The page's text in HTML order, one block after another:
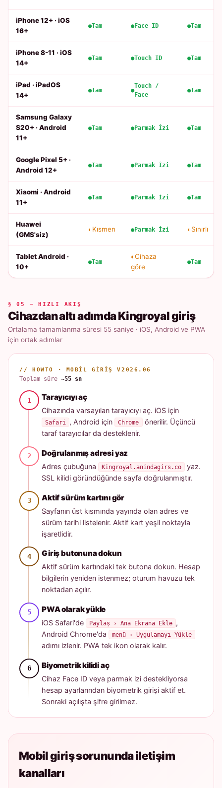
iPhone 12+ · iOS
16+
Tam Face ID Tam
iPhone 8-11 · iOS
14+
Tam Touch ID Tam
iPad · iPadOS
14+
Tam
Touch /
Face
Tam
Samsung Galaxy
S20+ · Android
11+
Tam Parmak İzi Tam
Google Pixel 5+ ·
Android 12+
Tam Parmak İzi Tam
Xiaomi · Android
11+
Tam Parmak İzi Tam
Huawei
(GMS'siz)
Kısmen Parmak İzi Sınırlı
Tablet Android ·
10+
Tam
Cihaza
göre
Tam
§ 05 — HIZLI AKIŞ
Cihazdan altı adımda Kingroyal giriş
Ortalama tamamlanma süresi 55 saniye · iOS, Android ve PWA
için ortak adımlar
// HOWTO · MOBIL GIRIŞ V2026.06
Toplam süre~55 sn
Tarayıcıyı aç
Cihazında varsayılan tarayıcıyı aç. iOS için
Safari , Android için Chrome
önerilir. Üçüncü
taraf tarayıcılar da desteklenir.
Doğrulanmış adresi yaz
Adres çubuğuna Kingroyal.anindagirs.co
yaz.
SSL kilidi göründüğünde sayfa doğrulanmıştır.
Aktif sürüm kartını gör
Sayfanın üst kısmında yayında olan adres ve
sürüm tarihi listelenir. Aktif kart yeşil noktayla
işaretlidir.
Giriş butonuna dokun
Aktif sürüm kartındaki tek butona dokun. Hesap
bilgilerin yeniden istenmez; oturum havuzu tek
noktadan açılır.
PWA olarak yükle
iOS Safari'de Paylaş › Ana Ekrana Ekle ,
Android Chrome'da
menü › Uygulamayı Yükle
adımı izlenir. PWA tek ikon olarak kalır.
Biyometrik kilidi aç
Cihaz Face ID veya parmak izi destekliyorsa
hesap ayarlarından biyometrik girişi aktif et.
Sonraki açılışta şifre girilmez.
Mobil giriş sorununda iletişim
kanalları